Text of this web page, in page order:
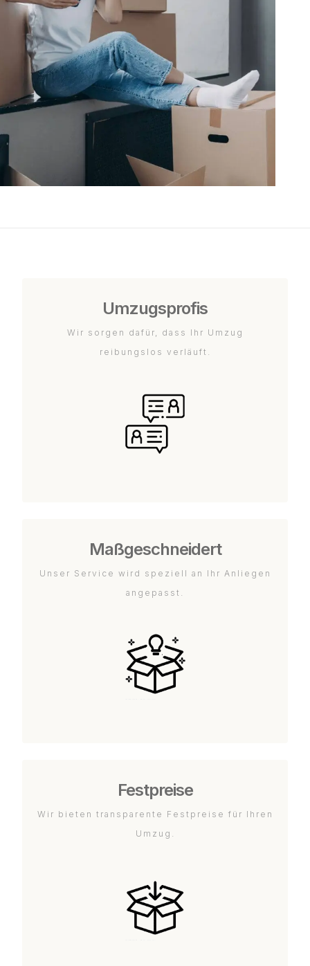
Umzugsprofis
Wir sorgen dafür, dass Ihr Umzug
reibungslos verläuft.
Maßgeschneidert
Unser Service wird speziell an Ihr Anliegen
angepasst.
Festpreise
Wir bieten transparente Festpreise für Ihren
Umzug.